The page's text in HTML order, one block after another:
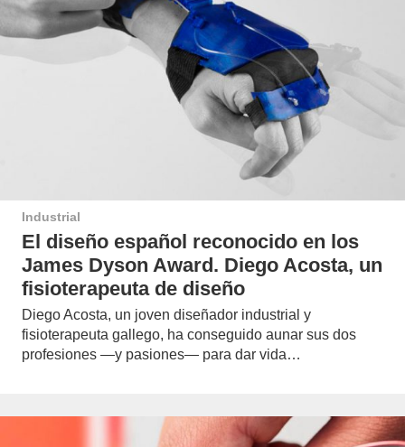
Industrial
El diseño español reconocido en los
James Dyson Award. Diego Acosta, un
fisioterapeuta de diseño
Diego Acosta, un joven diseñador industrial y
fisioterapeuta gallego, ha conseguido aunar sus dos
profesiones —y pasiones— para dar vida…